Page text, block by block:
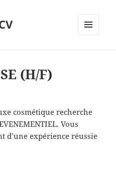
(H/F)
cosmétique recherche
Vous
d’une expérience réussie